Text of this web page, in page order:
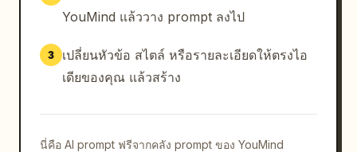
YouMind แล้ววาง prompt ลงไป
3
เปลี่ยนหัวข้อ สไตล์ หรือรายละเอียดให้ตรงไอ
เดียของคุณ แล้วสร้าง
นี่คือ AI prompt ฟรีจากคลัง prompt ของ YouMind